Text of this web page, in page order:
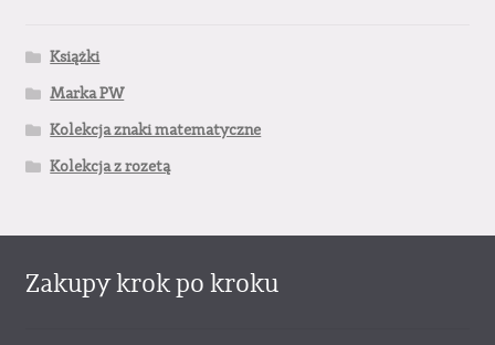
Książki
Marka PW
Kolekcja znaki matematyczne
Kolekcja z rozetą
Zakupy krok po kroku